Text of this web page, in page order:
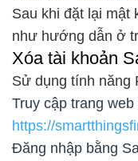
Sau khi đặt lại mật
như hướng dẫn ở
Xóa tài khoản
Sử dụng tính năng
Truy cập trang
https://
Đăng nhập bằng